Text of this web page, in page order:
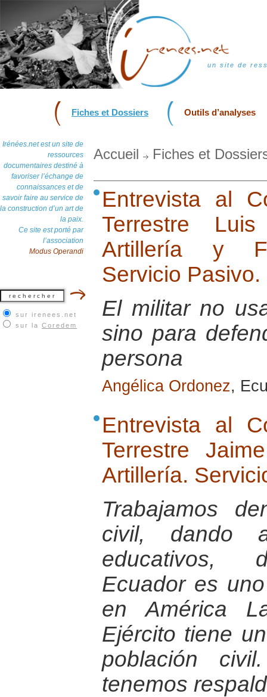
un site de
Fiches et Dossiers Outils d’analyses
Irénées.net est un site de
ressources
documentaires destiné à
favoriser l’échange de
connaissances et de
savoir faire au service de
la construction d’un art de
la paix.
Ce site est porté par
l’association
Modus Operandi
sur irenees.net
sur la Coredem
Accueil Fiches et
Entrevista al
Terrestre
Artillería y
Servicio Pasivo.
El militar no
sino para
persona
Angélica Ordonez,
Entrevista al
Terrestre
Artillería.
Trabajamos
civil, dando
educativos,
Ecuador es
en América
Ejército tiene
población
tenemos